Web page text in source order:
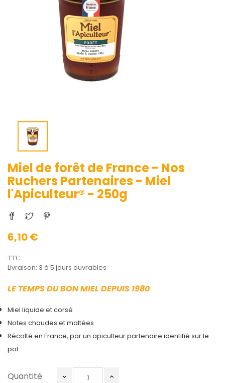
Miel de forêt de France - Nos
Ruchers Partenaires - Miel
l'Apiculteur® - 250g
6,10 €
TTC
Livraison: 3 à 5 jours ouvrables
LE TEMPS DU BON MIEL DEPUIS 1980
Miel liquide et corsé
Notes chaudes et maltées
Récolté en France, par un apiculteur partenaire identifié sur le
pot
Quantité